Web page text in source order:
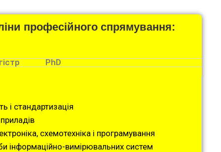
професійного спрямування:
PhD
і стандартизація
схемотехніка і програмування
інформаційно-вимірювальних систем